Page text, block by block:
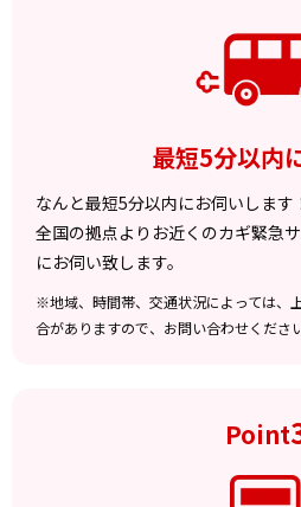
最短5分以内
なんと最短5分以内にお伺いします
全国の拠点よりお近くのカギ緊急
にお伺い致します。
※地域、時間帯、交通状況によっては、
合がありますので、お問い合わせください
Point